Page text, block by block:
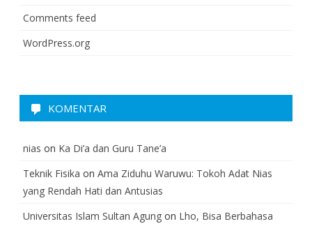
Comments feed
WordPress.org
KOMENTAR
nias on Ka Di’a dan Guru Tane’a
Teknik Fisika on Ama Ziduhu Waruwu: Tokoh Adat Nias
yang Rendah Hati dan Antusias
Universitas Islam Sultan Agung on Lho, Bisa Berbahasa